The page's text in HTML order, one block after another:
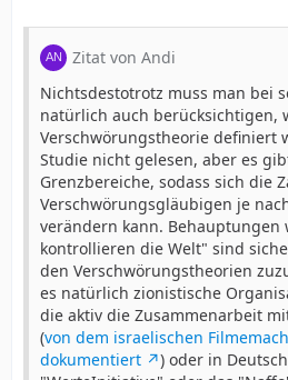
Zitat von Andi
Nichtsdestotrotz muss man bei
natürlich auch berücksichtigen,
Verschwörungstheorie definiert
Studie nicht gelesen, aber es
Grenzbereiche, sodass sich die
Verschwörungsgläubigen je
verändern kann. Behauptungen
kontrollieren die Welt" sind
den Verschwörungstheorien
es natürlich zionistische
die aktiv die Zusammenarbeit
(von dem israelischen
dokumentiert
) oder in